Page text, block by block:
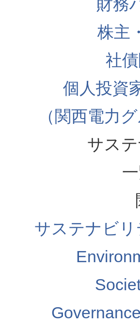
財務
株主
社
個人投資
（関西電力
サス
サステナビ